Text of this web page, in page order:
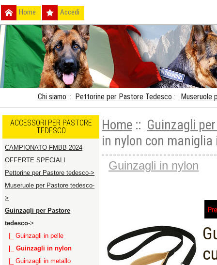
Home Accedi
Chi siamo :: Pettorine per Pastore Tedesco :: Museruole
ACCESSORI PER PASTORE
TEDESCO
CAMPIONATO FMBB 2024
OFFERTE SPECIALI
Pettorine per Pastore tedesco->
Museruole per Pastore tedesco-
>
Guinzagli per Pastore
tedesco->
|_ Guinzagli in pelle
|_ Guinzagli in nylon
|_ Guinzagli in metallo
Home :: Guinzagli
in nylon con maniglia
Guinzagli in nylon